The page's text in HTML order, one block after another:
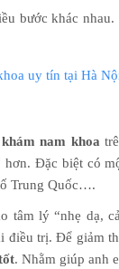
bước khác
uy tín tại Hà
nam khoa
Đặc biệt có
Trung Quốc….
tâm lý “nhẹ dạ,
điều trị. Để giảm
. Nhằm giúp anh